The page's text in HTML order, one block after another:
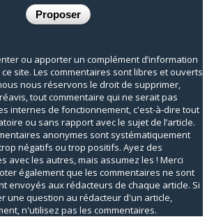
ou apporter un complément d’information
site. Les commentaires sont libres et ouverts
nous réservons le droit de supprimer,
tout commentaire qui ne serait pas
internes de fonctionnement, c'est-à-dire tout
ou sans rapport avec le sujet de l’article.
anonymes sont systématiquement
négatifs ou trop positifs. Ayez des
avec les autres, mais assumez les ! Merci
également que les commentaires ne sont
envoyés aux rédacteurs de chaque article. Si
une question au rédacteur d'un article,
n'utilisez pas les commentaires.